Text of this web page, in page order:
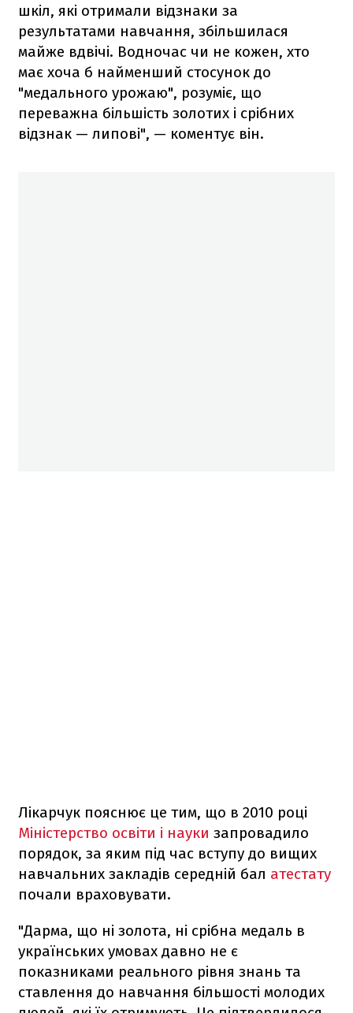
шкіл, які отримали відзнаки за
результатами навчання, збільшилася
майже вдвічі. Водночас чи не кожен, хто
має хоча б найменший стосунок до
"медального урожаю", розуміє, що
переважна більшість золотих і срібних
відзнак — липові", — коментує він.
Лікарчук пояснює це тим, що в 2010 році
Міністерство освіти і науки запровадило
порядок, за яким під час вступу до вищих
навчальних закладів середній бал атестату
почали враховувати.
"Дарма, що ні золота, ні срібна медаль в
українських умовах давно не є
показниками реального рівня знань та
ставлення до навчання більшості молодих